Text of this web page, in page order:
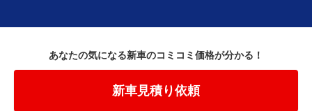
あなたの気になる新車のコミコミ価格が分かる！
新車見積り依頼